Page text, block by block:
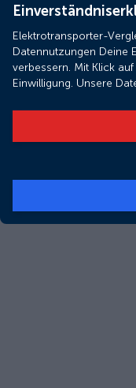
Elektrotransporter-
Datennutzungen Deine
verbessern. Mit Klick
Einwilligung. Unsere